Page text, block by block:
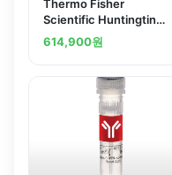
Thermo Fisher
Scientific Huntingtin
Recombinant
Superclonal Antibody
614,900원